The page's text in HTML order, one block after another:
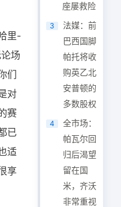
里-
场
们
对
赛
已
适
享
座屡救险
3
法媒：前
巴西国脚
帕托将收
购英乙北
安普顿的
多数股权
4
全市场：
帕瓦尔回
归后渴望
留在国
米，齐沃
非常重视